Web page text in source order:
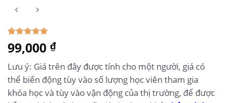
5.00 trên 5
dựa trên
1
99,000 ₫
Lưu ý: Giá trên đây được tính cho một người, giá có
thể biến động tùy vào số lượng học viên tham gia
khóa học và tùy vào vận động của thị trường, để được